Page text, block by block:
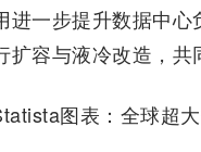
进一步提升数据中
扩容与液冷改造，共
图表：全球超